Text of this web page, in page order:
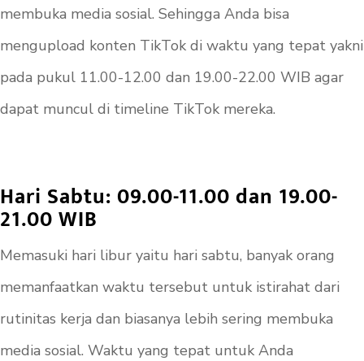
membuka media sosial. Sehingga Anda bisa
mengupload konten TikTok di waktu yang tepat yakni
pada pukul 11.00-12.00 dan 19.00-22.00 WIB agar
dapat muncul di timeline TikTok mereka.
Hari Sabtu: 09.00-11.00 dan 19.00-
21.00 WIB
Memasuki hari libur yaitu hari sabtu, banyak orang
memanfaatkan waktu tersebut untuk istirahat dari
rutinitas kerja dan biasanya lebih sering membuka
media sosial. Waktu yang tepat untuk Anda